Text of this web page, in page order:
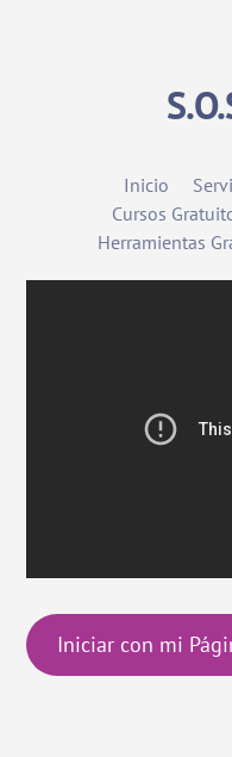
Inicio
Cursos
Herramientas
Iniciar con mi